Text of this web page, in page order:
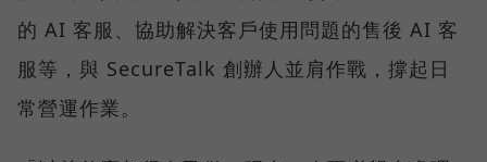
的 AI 客服、協助解決客戶使用問題的售後 AI 客
服等，與 SecureTalk 創辦人並肩作戰，撐起日
常營運作業。